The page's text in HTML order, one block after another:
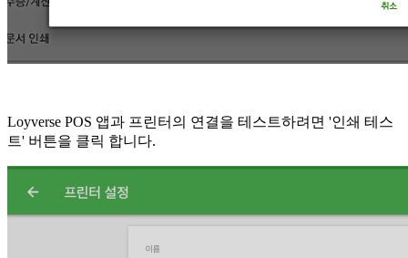
Loyverse POS 앱과 프린터의 연결을 테스트하려면 '인쇄 테스
트' 버튼을 클릭 합니다.